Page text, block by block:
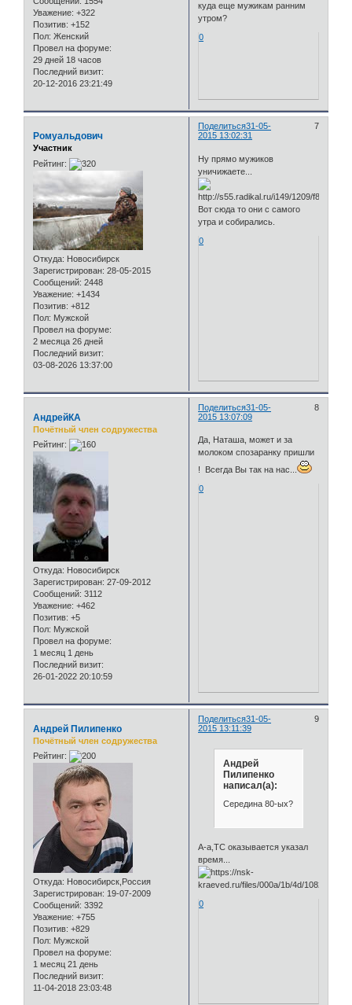
Уважение: +322
Позитив: +152
Пол: Женский
Провел на форуме:
29 дней 18 часов
Последний визит:
20-12-2016 23:21:49
куда еще мужикам ранним
утром?
0
Поделиться 7
31-05-
2015 13:02:31
Ромуальдович
Участник
Рейтинг:
Откуда: Новосибирск
Зарегистрирован: 28-05-2015
Сообщений: 2448
Уважение: +1434
Позитив: +812
Пол: Мужской
Провел на форуме:
2 месяца 26 дней
Последний визит:
03-08-2026 13:37:00
Ну прямо мужиков
уничижаете...
Вот сюда то они с самого
утра и собирались.
0
Поделиться 8
31-05-
2015 13:07:09
АндрейКА
Почётный член содружества
Рейтинг:
Откуда: Новосибирск
Зарегистрирован: 27-09-2012
Сообщений: 3112
Уважение: +462
Позитив: +5
Пол: Мужской
Провел на форуме:
1 месяц 1 день
Последний визит:
26-01-2022 20:10:59
Да, Наташа, может и за
молоком спозаранку пришли
! Всегда Вы так на нас...
0
Поделиться 9
31-05-
2015 13:11:39
Андрей Пилипенко
Почётный член содружества
Рейтинг:
Откуда: Новосибирск,Россия
Зарегистрирован: 19-07-2009
Сообщений: 3392
Уважение: +755
Позитив: +829
Пол: Мужской
Провел на форуме:
1 месяц 21 день
Последний визит:
11-04-2018 23:03:48
Андрей
Пилипенко
написал(а):
Середина 80-ых?
А-а,ТС оказывается указал
время...
0